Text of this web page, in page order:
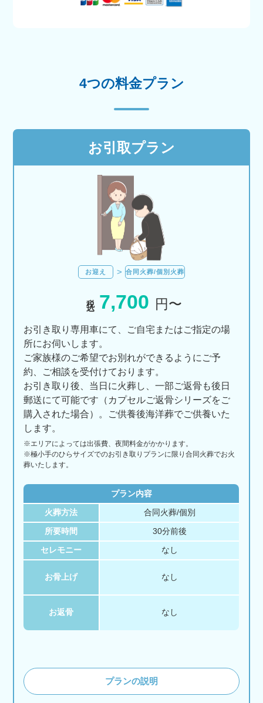
4つの料金プラン
お引取プラン
お迎え 合同火葬/個別火葬
7,700 円〜
お引き取り専用車にて、ご自宅またはご指定の場
所にお伺いします。
ご家族様のご希望でお別れができるようにご予
約、ご相談を受付けております。
お引き取り後、当日に火葬し、一部ご返骨も後日
郵送にて可能です（カプセルご返骨シリーズをご
購入された場合）。ご供養後海洋葬でご供養いた
します。
※エリアによっては出張費、夜間料金がかかります。
※極小手のひらサイズでのお引き取りプランに限り合同火葬でお火
葬いたします。
プラン内容
火葬方法 合同火葬/個別
所要時間 30分前後
セレモニー なし
お骨上げ なし
お返骨 なし
プランの説明